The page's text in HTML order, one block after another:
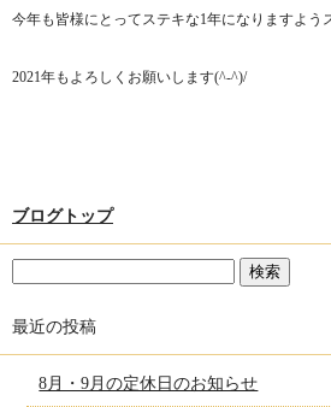
今年も皆様にとってステキな1年になりますよう
2021年もよろしくお願いします(^-^)/
ブログトップ
最近の投稿
8月・9月の定休日のお知らせ